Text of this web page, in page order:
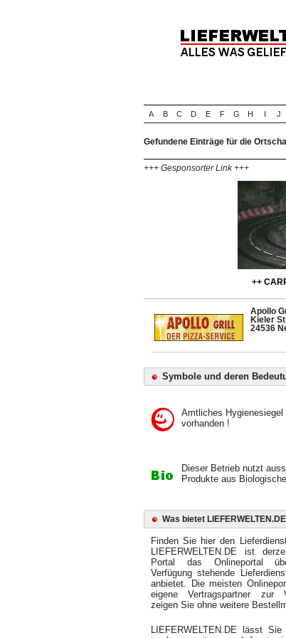
A B C D E F G H I J
Gefundene Einträge für die
+++ Gesponsorter Link +++
++
Apollo
Kieler
24536
Symbole und deren
Amtliches
vorhanden !
Dieser Betrieb nutzt
Produkte aus
Was bietet
Finden Sie hier den
LIEFERWELTEN.DE ist
Portal das Onlineportal
Verfügung stehende
anbietet. Die meisten
eigene Vertragspartner zur
zeigen Sie ohne weitere
LIEFERWELTEN.DE lässt